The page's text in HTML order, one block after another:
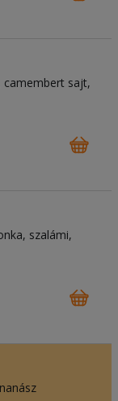
camembert sajt
szalámi